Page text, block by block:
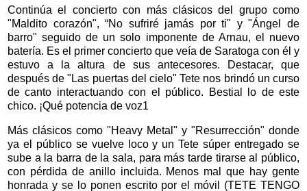
Continúa el concierto con más clásicos del grupo como
"Maldito corazón", “No sufriré jamás por ti" y "Ángel de
barro" seguido de un solo imponente de Arnau, el nuevo
batería. Es el primer concierto que veía de Saratoga con él y
estuvo a la altura de sus antecesores. Destacar, que
después de "Las puertas del cielo" Tete nos brindó un curso
de canto interactuando con el público. Bestial lo de este
chico. ¡Qué potencia de voz1
Más clásicos como "Heavy Metal" y "Resurrección" donde
ya el público se vuelve loco y un Tete súper entregado se
sube a la barra de la sala, para más tarde tirarse al público,
con pérdida de anillo incluida. Menos mal que hay gente
honrada y se lo ponen escrito por el móvil (TETE TENGO